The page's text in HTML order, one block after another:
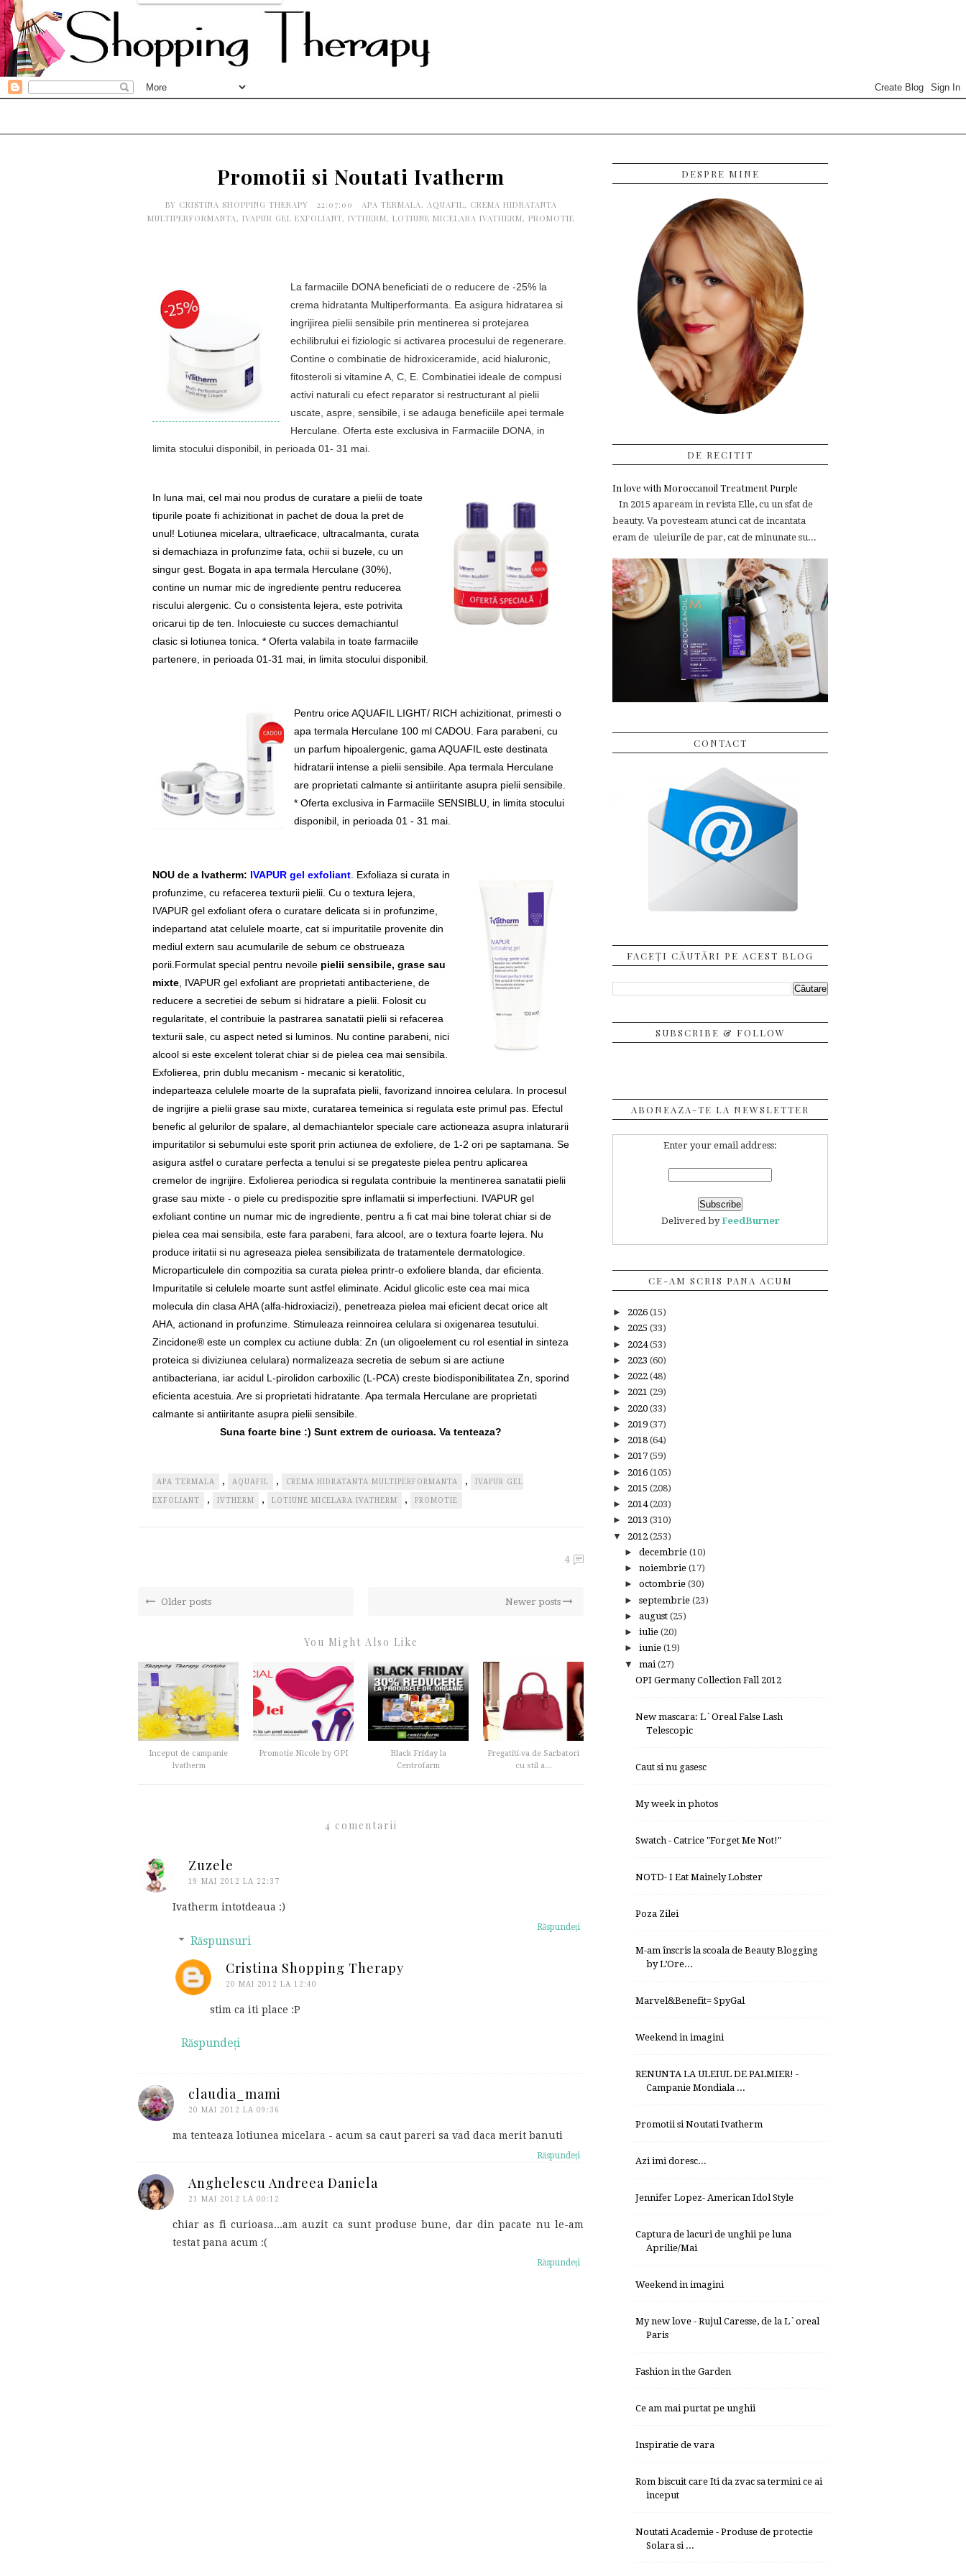
Promotii si Noutati Ivatherm
BY CRISTINA SHOPPING THERAPY 22:07:00 APA TERMALA, AQUAFIL, CREMA HIDRATANTA
MULTIPERFORMANTA, IVAPUR GEL EXFOLIANT, IVTHERM, LOTIUNE MICELARA IVATHERM, PROMOTIE
La farmaciile DONA beneficiati de o reducere de -25% la
crema hidratanta Multiperformanta. Ea asigura hidratarea si
ingrijirea pielii sensibile prin mentinerea si protejarea
echilibrului ei fiziologic si activarea procesului de regenerare.
Contine o combinatie de hidroxiceramide, acid hialuronic,
fitosteroli si vitamine A, C, E. Combinatiei ideale de compusi
activi naturali cu efect reparator si restructurant al pielii
uscate, aspre, sensibile, i se adauga beneficiile apei termale
Herculane. Oferta este exclusiva in Farmaciile DONA, in
limita stocului disponibil, in perioada 01- 31 mai.
In luna mai, cel mai nou produs de curatare a pielii de toate
tipurile poate fi achizitionat in pachet de doua la pret de
unul! Lotiunea micelara, ultraeficace, ultracalmanta, curata
si demachiaza in profunzime fata, ochii si buzele, cu un
singur gest. Bogata in apa termala Herculane (30%),
contine un numar mic de ingrediente pentru reducerea
riscului alergenic. Cu o consistenta lejera, este potrivita
oricarui tip de ten. Inlocuieste cu succes demachiantul
clasic si lotiunea tonica. * Oferta valabila in toate farmaciile
partenere, in perioada 01-31 mai, in limita stocului disponibil.
Pentru orice AQUAFIL LIGHT/ RICH achizitionat, primesti o
apa termala Herculane 100 ml CADOU. Fara parabeni, cu
un parfum hipoalergenic, gama AQUAFIL este destinata
hidratarii intense a pielii sensibile. Apa termala Herculane
are proprietati calmante si antiiritante asupra pielii sensibile.
* Oferta exclusiva in Farmaciile SENSIBLU, in limita stocului
disponibil, in perioada 01 - 31 mai.
NOU de a Ivatherm: IVAPUR gel exfoliant . Exfoliaza si curata in
profunzime, cu refacerea texturii pielii. Cu o textura lejera,
IVAPUR gel exfoliant ofera o curatare delicata si in profunzime,
indepartand atat celulele moarte, cat si impuritatile provenite din
mediul extern sau acumularile de sebum ce obstrueaza
porii.Formulat special pentru nevoile pielii sensibile, grase sau
mixte , IVAPUR gel exfoliant are proprietati antibacteriene, de
reducere a secretiei de sebum si hidratare a pielii. Folosit cu
regularitate, el contribuie la pastrarea sanatatii pielii si refacerea
texturii sale, cu aspect neted si luminos. Nu contine parabeni, nici
alcool si este excelent tolerat chiar si de pielea cea mai sensibila.
Exfolierea, prin dublu mecanism - mecanic si keratolitic,
indeparteaza celulele moarte de la suprafata pielii, favorizand innoirea celulara. In procesul
de ingrijire a pielii grase sau mixte, curatarea temeinica si regulata este primul pas. Efectul
benefic al gelurilor de spalare, al demachiantelor speciale care actioneaza asupra inlaturarii
impuritatilor si sebumului este sporit prin actiunea de exfoliere, de 1-2 ori pe saptamana. Se
asigura astfel o curatare perfecta a tenului si se pregateste pielea pentru aplicarea
cremelor de ingrijire. Exfolierea periodica si regulata contribuie la mentinerea sanatatii pielii
grase sau mixte - o piele cu predispozitie spre inflamatii si imperfectiuni. IVAPUR gel
exfoliant contine un numar mic de ingrediente, pentru a fi cat mai bine tolerat chiar si de
pielea cea mai sensibila, este fara parabeni, fara alcool, are o textura foarte lejera. Nu
produce iritatii si nu agreseaza pielea sensibilizata de tratamentele dermatologice.
Microparticulele din compozitia sa curata pielea printr-o exfoliere blanda, dar eficienta.
Impuritatile si celulele moarte sunt astfel eliminate. Acidul glicolic este cea mai mica
molecula din clasa AHA (alfa-hidroxiacizi), penetreaza pielea mai eficient decat orice alt
AHA, actionand in profunzime. Stimuleaza reinnoirea celulara si oxigenarea tesutului.
Zincidone® este un complex cu actiune dubla: Zn (un oligoelement cu rol esential in sinteza
proteica si diviziunea celulara) normalizeaza secretia de sebum si are actiune
antibacteriana, iar acidul L-pirolidon carboxilic (L-PCA) creste biodisponibilitatea Zn, sporind
eficienta acestuia. Are si proprietati hidratante. Apa termala Herculane are proprietati
calmante si antiiritante asupra pielii sensibile.
Suna foarte bine :) Sunt extrem de curioasa. Va tenteaza?
APA TERMALA , AQUAFIL , CREMA HIDRATANTA MULTIPERFORMANTA , IVAPUR GEL
EXFOLIANT , IVTHERM , LOTIUNE MICELARA IVATHERM , PROMOTIE
4
Older posts Newer posts
You Might Also Like
Inceput de campanie
Ivatherm
Promotie Nicole by OPI
Black Friday la
Centrofarm
Pregatiti-va de Sarbatori
cu stil a...
4 comentarii
Zuzele
19 MAI 2012 LA 22:37
Ivatherm intotdeaua :)
Răspundeți
Răspunsuri
Cristina Shopping Therapy
20 MAI 2012 LA 12:40
stim ca iti place :P
Răspundeți
claudia_mami
20 MAI 2012 LA 09:36
ma tenteaza lotiunea micelara - acum sa caut pareri sa vad daca merit banuti
Răspundeți
Anghelescu Andreea Daniela
21 MAI 2012 LA 00:12
chiar as fi curioasa...am auzit ca sunt produse bune, dar din pacate nu le-am
testat pana acum :(
Răspundeți
DESPRE MINE
DE RECITIT
In love with Moroccanoil Treatment Purple
In 2015 apaream in revista Elle, cu un sfat de
beauty. Va povesteam atunci cat de incantata
eram de uleiurile de par, cat de minunate su...
CONTACT
FACEȚI CĂUTĂRI PE ACEST BLOG
SUBSCRIBE & FOLLOW
ABONEAZA-TE LA NEWSLETTER
Enter your email address:
Delivered byFeedBurner
CE-AM SCRIS PANA ACUM
► 2026 (15)
► 2025 (33)
► 2024(53)
► 2023 (60)
► 2022 (48)
► 2021 (29)
► 2020 (33)
► 2019 (37)
► 2018 (64)
► 2017 (59)
► 2016 (105)
► 2015 (208)
► 2014(203)
► 2013 (310)
▼ 2012 (253)
► decembrie (10)
► noiembrie (17)
► octombrie (30)
► septembrie (23)
► august (25)
► iulie (20)
► iunie (19)
▼ mai (27)
OPI Germany Collection Fall 2012
New mascara: L`Oreal False Lash
Telescopic
Caut si nu gasesc
My week in photos
Swatch - Catrice "Forget Me Not!"
NOTD- I Eat Mainely Lobster
Poza Zilei
M-am înscris la scoala de Beauty Blogging
by L’Ore...
Marvel&Benefit= SpyGal
Weekend in imagini
RENUNTA LA ULEIUL DE PALMIER! -
Campanie Mondiala ...
Promotii si Noutati Ivatherm
Azi imi doresc...
Jennifer Lopez- American Idol Style
Captura de lacuri de unghii pe luna
Aprilie/Mai
Weekend in imagini
My new love - Rujul Caresse, de la L`oreal
Paris
Fashion in the Garden
Ce am mai purtat pe unghii
Inspiratie de vara
Rom biscuit care Iti da zvac sa termini ce ai
inceput
Noutati Academie - Produse de protectie
Solara si ...